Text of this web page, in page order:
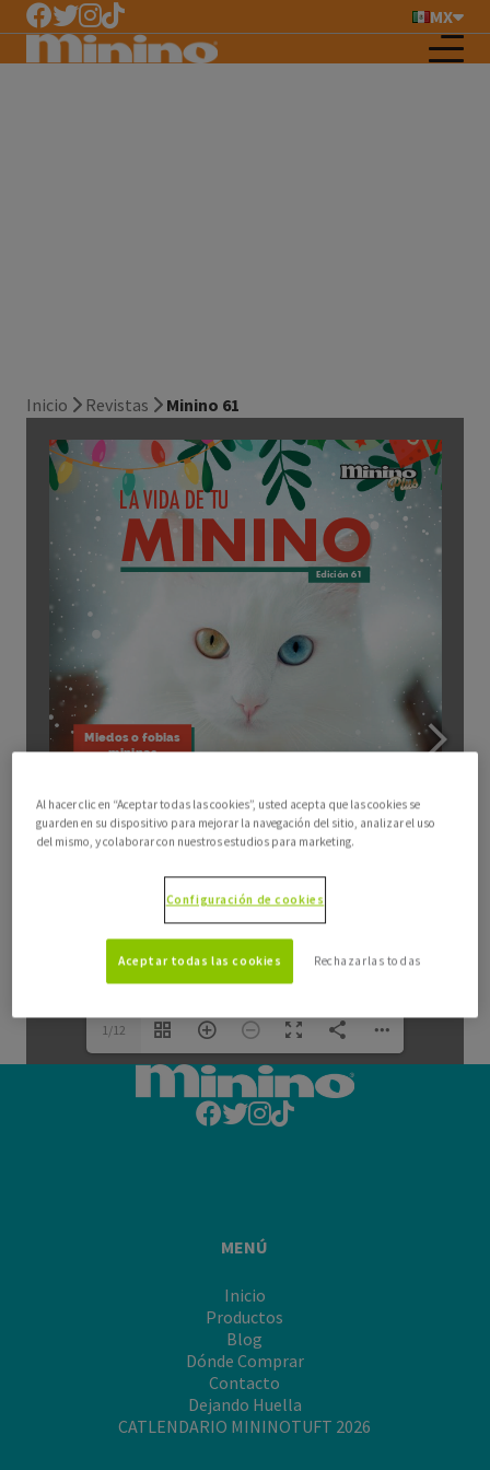
MX
Inicio Revistas Minino 61
1/12
MENÚ
Inicio
Productos
Blog
Dónde Comprar
Contacto
Dejando Huella
CATLENDARIO MININOTUFT 2026
Al hacer clic en “Aceptar todas las cookies”, usted acepta que las cookies se
guarden en su dispositivo para mejorar la navegación del sitio, analizar el uso
del mismo, y colaborar con nuestros estudios para marketing.
Configuración de cookies
Rechazarlas todas
Aceptar todas las cookies